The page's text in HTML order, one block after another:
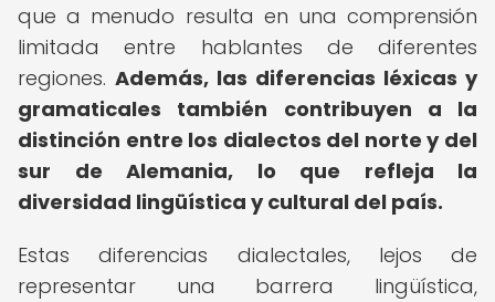
que a menudo resulta en una comprensión
limitada entre hablantes de diferentes
regiones. Además, las diferencias léxicas y
gramaticales también contribuyen a la
distinción entre los dialectos del norte y del
sur de Alemania, lo que refleja la
diversidad lingüística y cultural del país.
Estas diferencias dialectales, lejos de
representar una barrera lingüística,